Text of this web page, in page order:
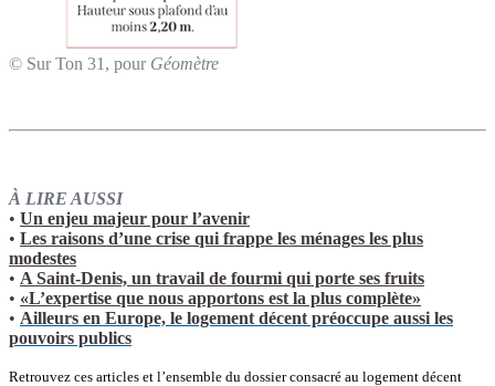
© Sur Ton 31, pour Géomètre
À LIRE AUSSI
• Un enjeu majeur pour l’avenir
• Les raisons d’une crise qui frappe les ménages les plus
modestes
• A Saint-Denis, un travail de fourmi qui porte ses fruits
• «L’expertise que nous apportons est la plus complète»
• Ailleurs en Europe, le logement décent préoccupe aussi les
pouvoirs publics
Retrouvez ces articles et l’ensemble du dossier consacré au logement décent